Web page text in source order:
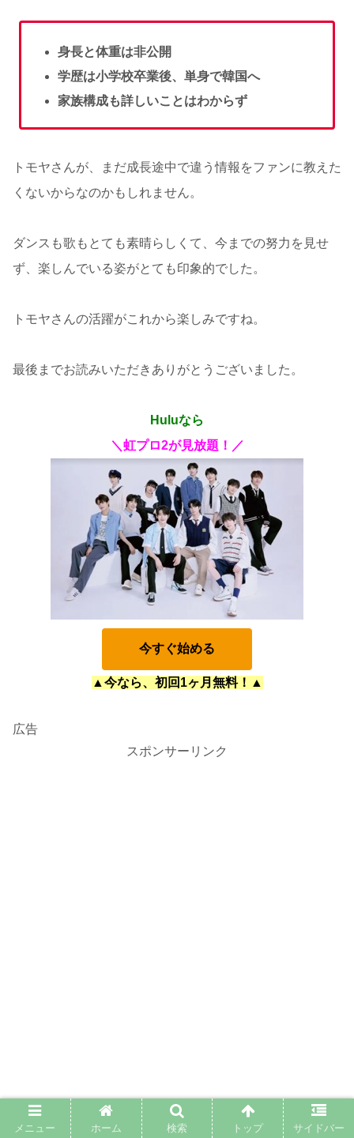
身長と体重は非公開
学歴は小学校卒業後、単身で韓国へ
家族構成も詳しいことはわからず
トモヤさんが、まだ成長途中で違う情報をファンに教えた
くないからなのかもしれません。
ダンスも歌もとても素晴らしくて、今までの努力を見せ
ず、楽しんでいる姿がとても印象的でした。
トモヤさんの活躍がこれから楽しみですね。
最後までお読みいただきありがとうございました。
Huluなら
＼虹プロ2が見放題！／
今すぐ始める
▲今なら、初回1ヶ月無料！▲
広告
スポンサーリンク
メニュー ホーム 検索 トップ サイドバー